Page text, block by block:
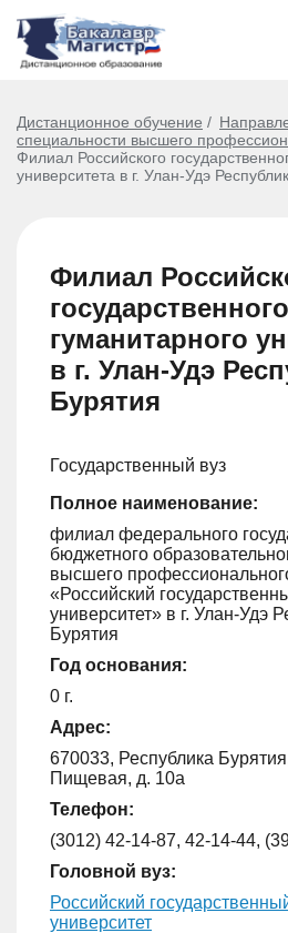
Дистанционное обучение
специальности высшего
Филиал Российского
университета в г. Улан-Удэ
Филиал
государственного
гуманитарного
в г. Улан-Удэ
Бурятия
Государственный вуз
Полное наименование:
филиал федерального
бюджетного
высшего
«Российский
университет» в г. Улан-Удэ
Бурятия
Год основания:
0 г.
Адрес:
670033, Республика
Пищевая, д. 10а
Телефон:
(3012) 42-14-87, 42-14-44,
Головной вуз:
Российский
университет